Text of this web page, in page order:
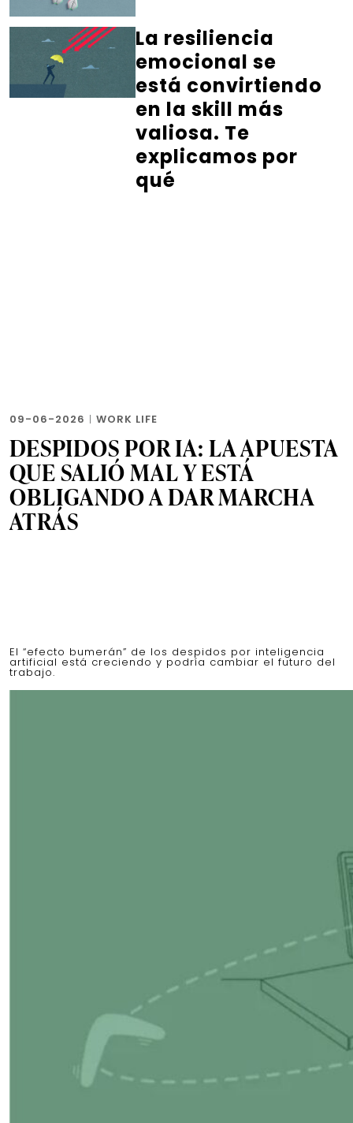
La resiliencia
emocional se
está convirtiendo
en la skill más
valiosa. Te
explicamos por
qué
09-06-2026 | WORK LIFE
DESPIDOS POR IA: LA APUESTA
QUE SALIÓ MAL Y ESTÁ
OBLIGANDO A DAR MARCHA
ATRÁS
El “efecto bumerán” de los despidos por inteligencia
artificial está creciendo y podría cambiar el futuro del
trabajo.